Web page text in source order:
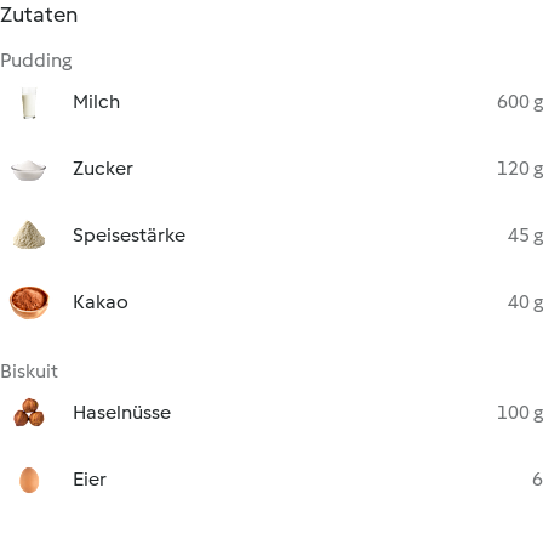
Zutaten
Pudding
Milch
600 g
Zucker 120 g
Speisestärke 45 g
Kakao 40 g
Biskuit
Haselnüsse
100 g
Eier 6